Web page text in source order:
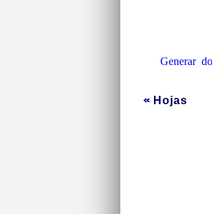
Generar
Hojas